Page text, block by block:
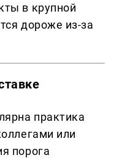
в крупной
дороже из-за
практика
или
порога